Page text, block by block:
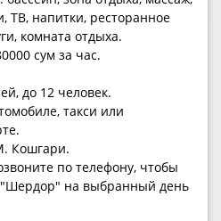
ТВ, напитки, ресторанное
комната отдыха.
сум за час.
до 12 человек.
такси или
Кошгари.
по телефону, чтобы
на выбранный день